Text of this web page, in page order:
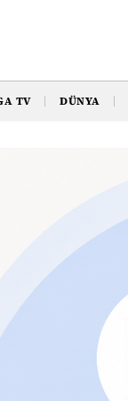
TV DÜNYA